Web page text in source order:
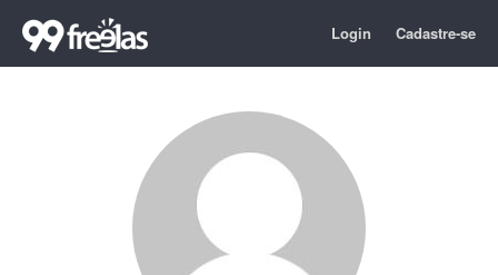
Login Cadastre-se